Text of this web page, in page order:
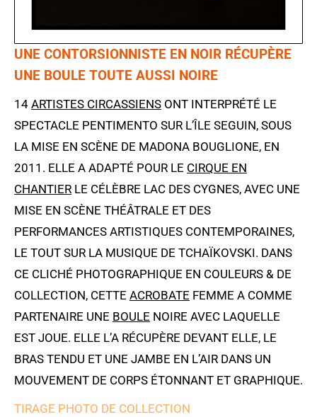
UNE CONTORSIONNISTE EN NOIR RÉCUPÈRE
UNE BOULE TOUTE AUSSI NOIRE
14 ARTISTES CIRCASSIENS ONT INTERPRÉTÉ LE
SPECTACLE PENTIMENTO SUR L’ÎLE SEGUIN, SOUS
LA MISE EN SCÈNE DE MADONA BOUGLIONE, EN
2011. ELLE A ADAPTÉ POUR LE CIRQUE EN
CHANTIER LE CÉLÈBRE LAC DES CYGNES, AVEC UNE
MISE EN SCÈNE THÉÂTRALE ET DES
PERFORMANCES ARTISTIQUES CONTEMPORAINES,
LE TOUT SUR LA MUSIQUE DE TCHAÏKOVSKI. DANS
CE CLICHÉ PHOTOGRAPHIQUE EN COULEURS & DE
COLLECTION, CETTE ACROBATE FEMME A COMME
PARTENAIRE UNE BOULE NOIRE AVEC LAQUELLE
EST JOUE. ELLE L’A RÉCUPÈRE DEVANT ELLE, LE
BRAS TENDU ET UNE JAMBE EN L’AIR DANS UN
MOUVEMENT DE CORPS ÉTONNANT ET GRAPHIQUE.
TIRAGE PHOTO DE COLLECTION